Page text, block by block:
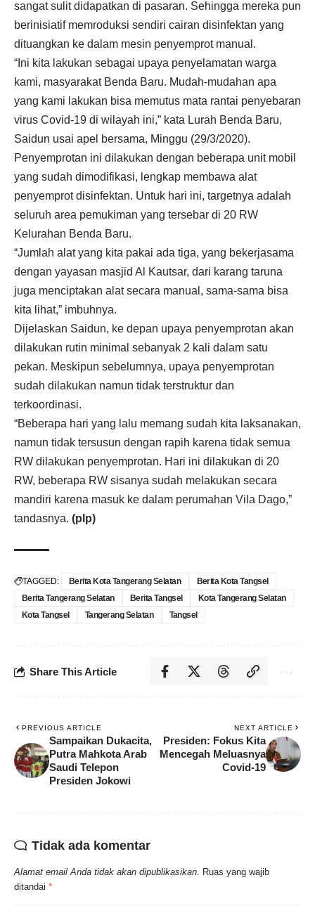
sangat sulit didapatkan di pasaran. Sehingga mereka pun
berinisiatif memroduksi sendiri cairan disinfektan yang
dituangkan ke dalam mesin penyemprot manual.
“Ini kita lakukan sebagai upaya penyelamatan warga
kami, masyarakat Benda Baru. Mudah-mudahan apa
yang kami lakukan bisa memutus mata rantai penyebaran
virus Covid-19 di wilayah ini,” kata Lurah Benda Baru,
Saidun usai apel bersama, Minggu (29/3/2020).
Penyemprotan ini dilakukan dengan beberapa unit mobil
yang sudah dimodifikasi, lengkap membawa alat
penyemprot disinfektan. Untuk hari ini, targetnya adalah
seluruh area pemukiman yang tersebar di 20 RW
Kelurahan Benda Baru.
“Jumlah alat yang kita pakai ada tiga, yang bekerjasama
dengan yayasan masjid Al Kautsar, dari karang taruna
juga menciptakan alat secara manual, sama-sama bisa
kita lihat,” imbuhnya.
Dijelaskan Saidun, ke depan upaya penyemprotan akan
dilakukan rutin minimal sebanyak 2 kali dalam satu
pekan. Meskipun sebelumnya, upaya penyemprotan
sudah dilakukan namun tidak terstruktur dan
terkoordinasi.
“Beberapa hari yang lalu memang sudah kita laksanakan,
namun tidak tersusun dengan rapih karena tidak semua
RW dilakukan penyemprotan. Hari ini dilakukan di 20
RW, beberapa RW sisanya sudah melakukan secara
mandiri karena masuk ke dalam perumahan Vila Dago,”
tandasnya. (plp)
TAGGED: Berita Kota Tangerang Selatan
Berita Kota Tangsel
Berita Tangerang Selatan
Berita Tangsel
Kota Tangerang Selatan
Kota Tangsel
Tangerang Selatan Tangsel
Share This Article
PREVIOUS ARTICLE
Sampaikan Dukacita,
Putra Mahkota Arab
Saudi Telepon
Presiden Jokowi
NEXT ARTICLE
Presiden: Fokus Kita
Mencegah Meluasnya
Covid-19
Tidak ada komentar
Alamat email Anda tidak akan dipublikasikan. Ruas yang wajib
ditandai *